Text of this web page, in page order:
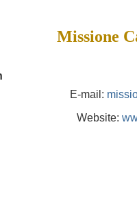
Missione
E-mail:
Website: